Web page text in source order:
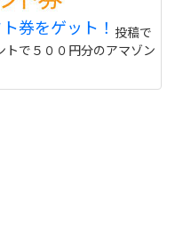
券をゲット！ 投稿で
トで５００円分のアマゾン